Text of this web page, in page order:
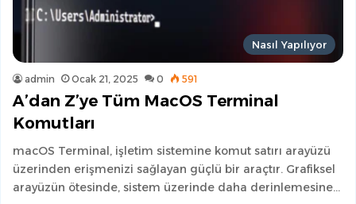
Nasıl Yapılıyor
admin Ocak 21, 2025 0 591
A’dan Z’ye Tüm MacOS Terminal
Komutları
macOS Terminal, işletim sistemine komut satırı arayüzü
üzerinden erişmenizi sağlayan güçlü bir araçtır. Grafiksel
arayüzün ötesinde, sistem üzerinde daha derinlemesine…